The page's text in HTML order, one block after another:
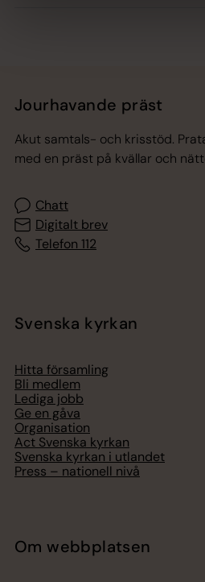
Jourhavande präst
Akut samtals- och krisstöd.
med en präst på kvällar och
Chatt
Digitalt brev
Telefon 112
Svenska kyrkan
Hitta församling
Bli medlem
Lediga jobb
Ge en gåva
Organisation
Act Svenska kyrkan
Svenska kyrkan i utlandet
Press – nationell nivå
Om webbplatsen